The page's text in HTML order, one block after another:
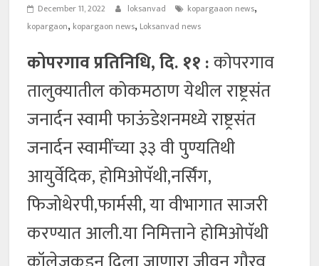
December 11, 2022
loksanvad kopargaaon news,
kopargaon, kopargaon news, Loksanvad news
कोपरगाव प्रतिनिधि, दि. ११ :कोपरगाव
तालुक्यातील कोकमठाण येथील राष्ट्रसंत
जनार्दन स्वामी फाऊंडेशनमध्ये राष्ट्रसंत
जनार्दन स्वामींच्या ३३ वी पुण्यतिथी
आयुर्वेदिक, होमिओपॅथी,नर्सिंग,
फिजोथेरपी,फार्मसी, या वीभागात साजरी
करण्यात आली.या निमित्ताने होमिओपॅथी